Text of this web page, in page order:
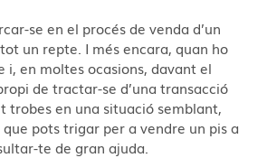
se en el procés de venda d’un
un repte. I més encara, quan ho
i, en moltes ocasions, davant el
de tractar-se d’una transacció
trobes en una situació semblant,
pots trigar per a vendre un pis a
te de gran ajuda.